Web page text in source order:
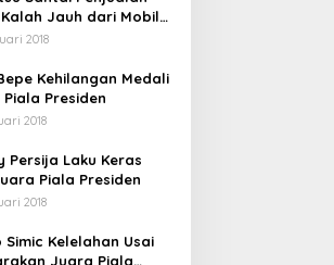
Jauh dari Mobil
2018
Kehilangan Medali
Presiden
2018
Persija Laku Keras
Piala Presiden
2018
Simic Kelelahan Usai
Juara Piala